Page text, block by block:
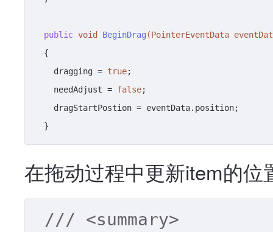
public void BeginDrag (PointerEventData
{
    dragging =
true;
    needAdjust =
false;
  }
在拖动过程中更新item的位
///
<summary>